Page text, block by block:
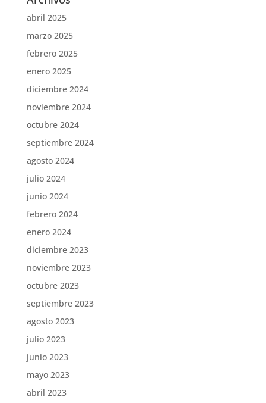
abril 2025
marzo 2025
febrero 2025
enero 2025
diciembre 2024
noviembre 2024
octubre 2024
septiembre 2024
agosto 2024
julio 2024
junio 2024
febrero 2024
enero 2024
diciembre 2023
noviembre 2023
octubre 2023
septiembre 2023
agosto 2023
julio 2023
junio 2023
mayo 2023
abril 2023